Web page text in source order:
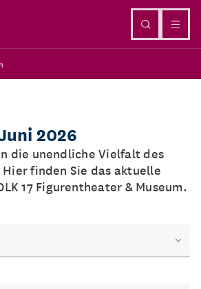
2026
die unendliche Vielfalt des
finden Sie das aktuelle
17 Figurentheater & Museum.